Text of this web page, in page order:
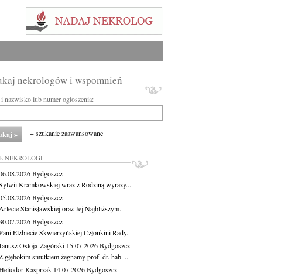
nekrologów i wspomnień
nazwisko lub numer ogłoszenia:
+ szukanie zaawansowane
NEKROLOGI
Bydgoszcz
Kramkowskiej wraz z Rodziną wyrazy...
Bydgoszcz
Arlecie Stanisławskiej oraz Jej Najbliższym...
Bydgoszcz
Elżbiecie Skwierzyńskiej Członkini Rady...
Ostoja-Zagórski 15.07.2026Bydgoszcz
głębokim smutkiem żegnamy prof. dr. hab....
Kasprzak 14.07.2026Bydgoszcz